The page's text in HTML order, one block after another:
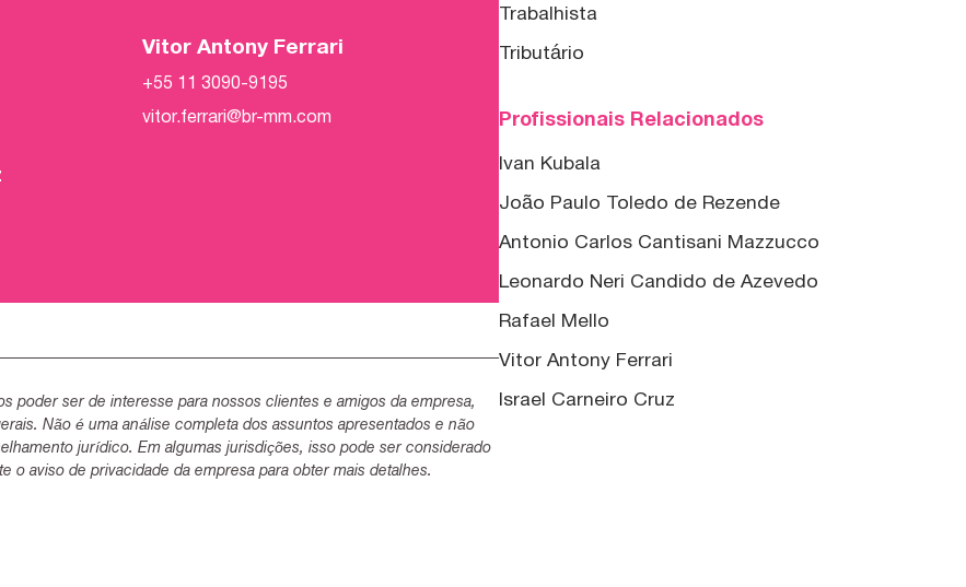
Vitor Antony Ferrari
+55 11 3090-9195
vitor.ferrari@br-mm.com
poder ser de interesse para nossos clientes e amigos da empresa,
Não é uma análise completa dos assuntos apresentados e não
jurídico. Em algumas jurisdições, isso pode ser considerado
o aviso de privacidade da empresa para obter mais detalhes.
Trabalhista
Tributário
Profissionais Relacionados
Ivan Kubala
João Paulo Toledo de Rezende
Antonio Carlos Cantisani Mazzucco
Leonardo Neri Candido de Azevedo
Rafael Mello
Vitor Antony Ferrari
Israel Carneiro Cruz